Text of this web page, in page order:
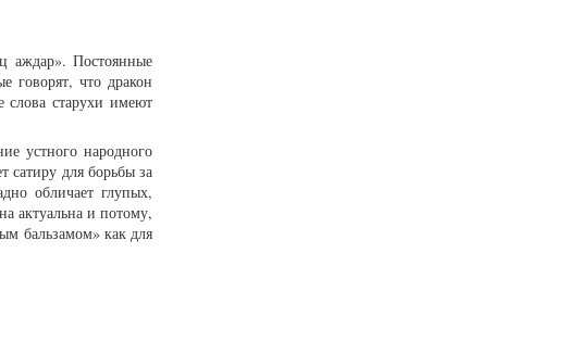
аждар». Постоянные
говорят, что дракон
слова старухи имеют
устного народного
сатиру для борьбы за
обличает глупых,
актуальна и потому,
бальзамом» как для